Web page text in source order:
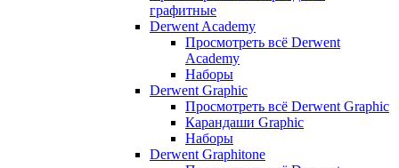
графитные
Derwent Academy
Просмотреть всё Derwent
Academy
Наборы
Derwent Graphic
Просмотреть всё Derwent Graphic
Карандаши Graphic
Наборы
Derwent Graphitone